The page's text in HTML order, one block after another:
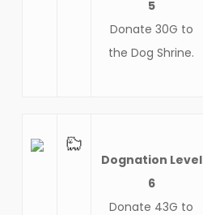
5
Donate 30G to
the Dog Shrine.
Dognation Level
6
Donate 43G to